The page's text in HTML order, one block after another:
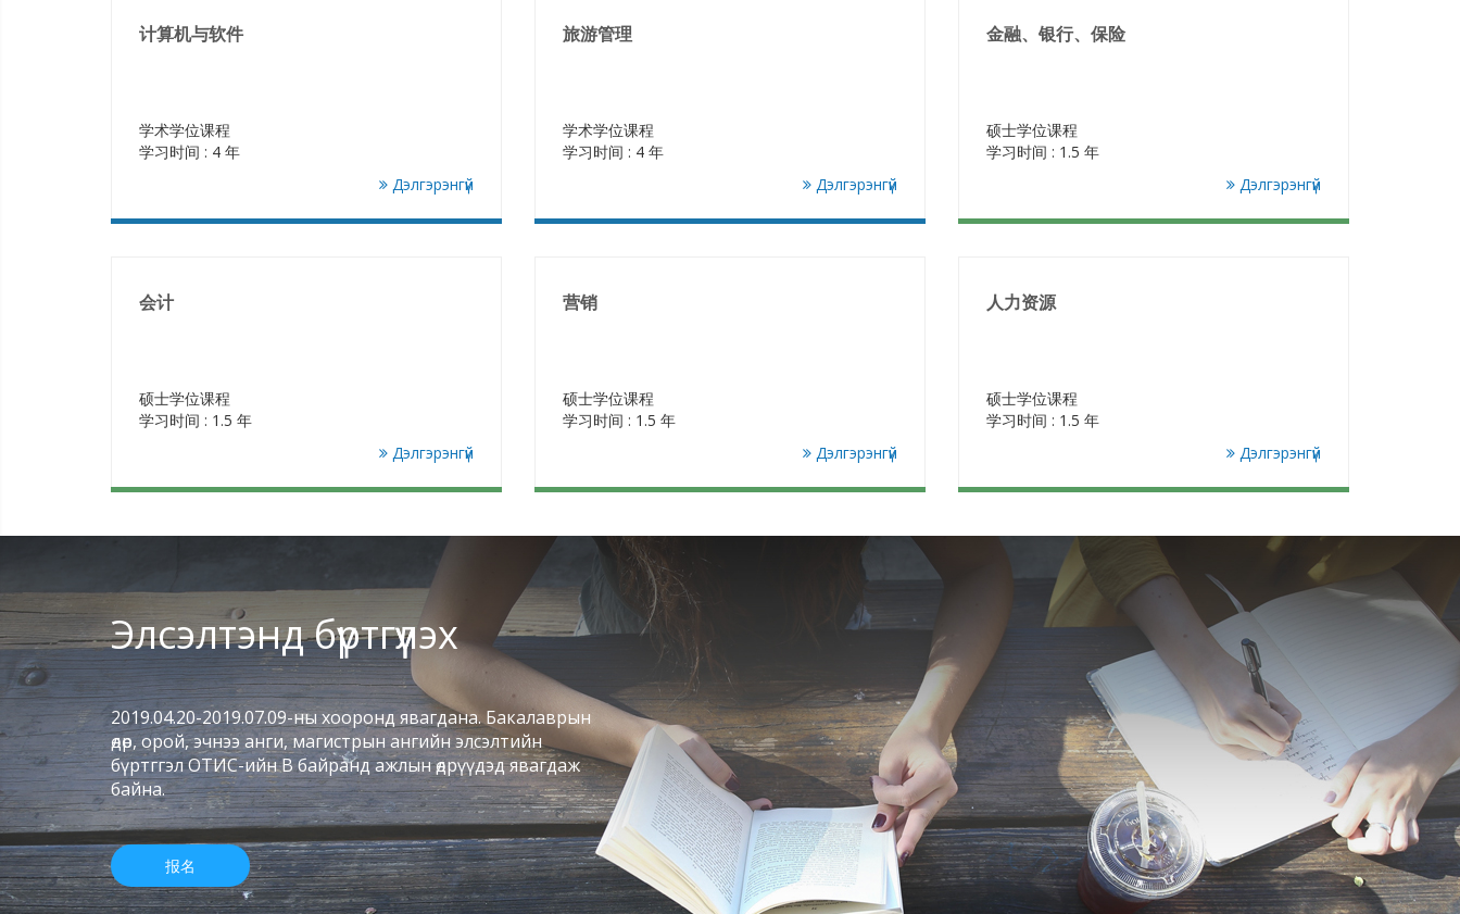
计算机与软件
学术学位课程
学习时间 : 4 年
Дэлгэрэнгүй
旅游管理
学术学位课程
学习时间 : 4 年
Дэлгэрэнгүй
金融、银行、保险
硕士学位课程
学习时间 : 1.5 年
Дэлгэрэнгүй
会计
硕士学位课程
学习时间 : 1.5 年
Дэлгэрэнгүй
营销
硕士学位课程
学习时间 : 1.5 年
Дэлгэрэнгүй
人力资源
硕士学位课程
学习时间 : 1.5 年
Дэлгэрэнгүй
Элсэлтэнд бүртгүүлэх
2019.04.20-2019.07.09-ны хооронд явагдана. Бакалаврын
өдөр, орой, эчнээ анги, магистрын ангийн элсэлтийн
бүртггэл ОТИС-ийн В байранд ажлын өдрүүдэд явагдаж
байна.
报名